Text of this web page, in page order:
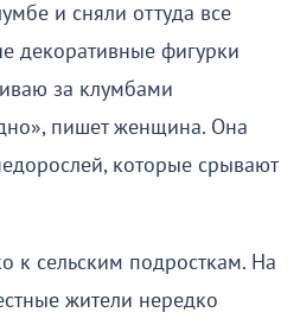
и сняли оттуда все
декоративные фигурки
за клумбами
пишет женщина. Она
которые срывают
к сельским подросткам. На
жители нередко